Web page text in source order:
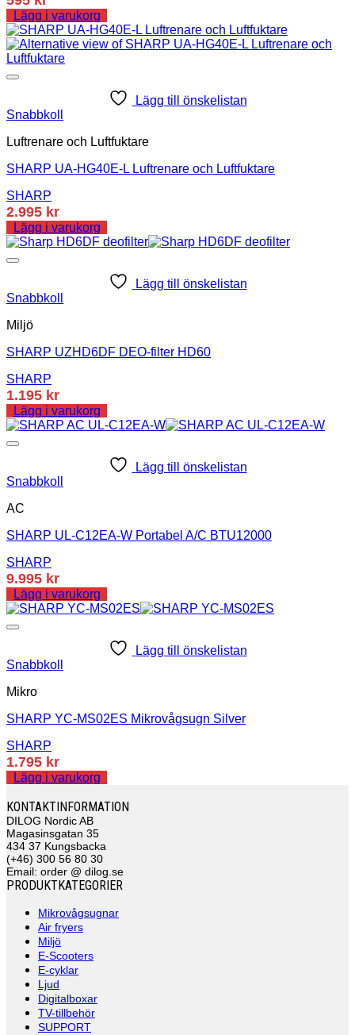
Lägg i varukorg
Lägg till önskelistan
Snabbkoll
Luftrenare och Luftfuktare
SHARP UA-HG40E-L Luftrenare och Luftfuktare
SHARP
2.995 kr
Lägg i varukorg
Lägg till önskelistan
Snabbkoll
Miljö
SHARP UZHD6DF DEO-filter HD60
SHARP
1.195 kr
Lägg i varukorg
Lägg till önskelistan
Snabbkoll
AC
SHARP UL-C12EA-W Portabel A/C BTU12000
SHARP
9.995 kr
Lägg i varukorg
Lägg till önskelistan
Snabbkoll
Mikro
SHARP YC-MS02ES Mikrovågsugn Silver
SHARP
1.795 kr
Lägg i varukorg
KONTAKTINFORMATION
DILOG Nordic AB
Magasinsgatan 35
434 37 Kungsbacka
(+46) 300 56 80 30
Email: order @ dilog.se
PRODUKTKATEGORIER
Mikrovågsugnar
Air fryers
Miljö
E-Scooters
E-cyklar
Ljud
Digitalboxar
TV-tillbehör
SUPPORT